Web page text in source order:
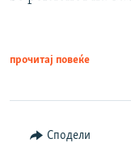
прочитај повеќе
Сподели